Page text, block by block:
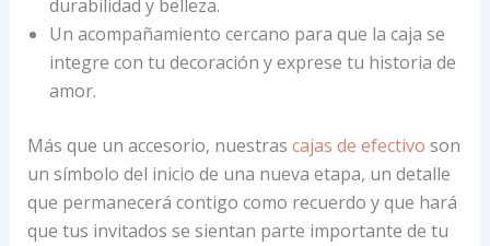
durabilidad y belleza.
Un acompañamiento cercano para que la caja se
integre con tu decoración y exprese tu historia de
amor.
Más que un accesorio, nuestras cajas de efectivo son
un símbolo del inicio de una nueva etapa, un detalle
que permanecerá contigo como recuerdo y que hará
que tus invitados se sientan parte importante de tu